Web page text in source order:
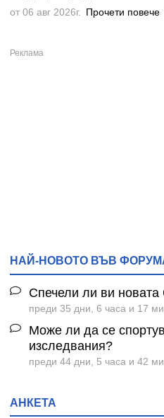
от 06 авг 2026г. Прочети повече
НАЙ-НОВОТО ВЪВ
Спечели ли ви
преди 35 дни, 6 часа и 17
Може ли да се
изследвания?
преди 44 дни, 5 часа и 42
АНКЕТА